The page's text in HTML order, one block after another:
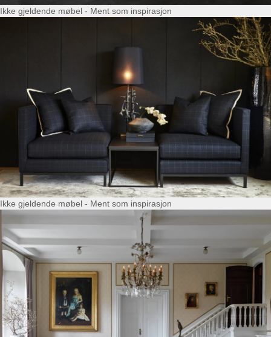
Ikke gjeldende møbel - Ment som inspirasjon
Ikke gjeldende møbel - Ment som inspirasjon